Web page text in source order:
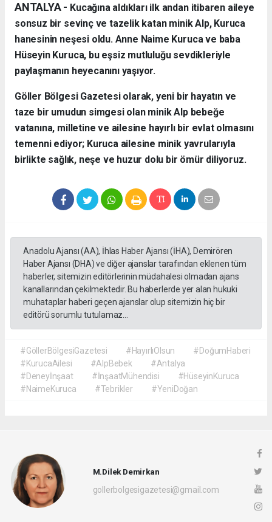
ANTALYA - ​ Kucağına aldıkları ilk andan itibaren aileye
sonsuz bir sevinç ve tazelik katan minik Alp, Kuruca
hanesinin neşesi oldu. Anne Naime Kuruca ve baba
Hüseyin Kuruca, bu eşsiz mutluluğu sevdikleriyle
paylaşmanın heyecanını yaşıyor.
​Göller Bölgesi Gazetesi olarak, yeni bir hayatın ve
taze bir umudun simgesi olan minik Alp bebeğe
vatanına, milletine ve ailesine hayırlı bir evlat olmasını
temenni ediyor; Kuruca ailesine minik yavrularıyla
birlikte sağlık, neşe ve huzur dolu bir ömür diliyoruz.
Anadolu Ajansı (AA), İhlas Haber Ajansı (İHA), Demirören
Haber Ajansı (DHA) ve diğer ajanslar tarafından eklenen tüm
haberler, sitemizin editörlerinin müdahalesi olmadan ajans
kanallarından çekilmektedir. Bu haberlerde yer alan hukuki
muhataplar haberi geçen ajanslar olup sitemizin hiç bir
editörü sorumlu tutulamaz...
#GöllerBölgesiGazetesi #HayırlıOlsun
#DoğumHaberi
#KurucaAilesi
#AlpBebek
#Antalya
#Deneyİnşaat
#İnşaatMühendisi
#HüseyinKuruca
#NaimeKuruca
#Tebrikler #YeniDoğan
M.Dilek Demirkan
gollerbolgesigazetesi@gmail.com